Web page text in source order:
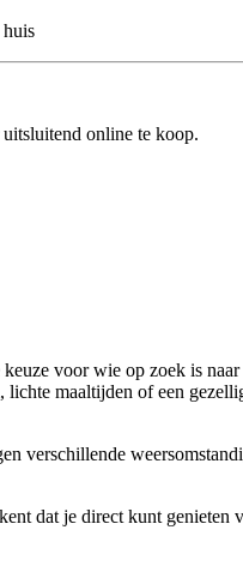
huis
online te koop.
voor wie op zoek is
maaltijden of een
verschillende
dat je direct kunt